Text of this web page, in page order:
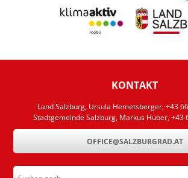
KONTAKT
Land Salzburg, Ursula Hemetsberger, +43
Stadtgemeinde Salzburg, Markus Huber, +43
OFFICE@SALZBURGRAD.AT
Suchen nach ...
submit